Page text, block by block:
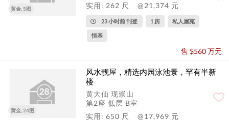
黄金, 5图
实用: 262 尺
@21,374 元
23 小时前 刊登 1 房 私人屋苑
恒基
售 $560 万元
黄金, 24图
风水靓屋，精选内园泳池景，罕有半新
楼
黄大仙 现崇山
第2座 低层 B室
实用: 650 尺
@17,969 元